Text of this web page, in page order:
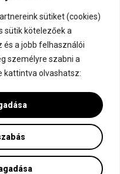
sütiket (cookies)
sütik kötelezőek a
a jobb felhasználói
személyre szabni a
kattintva olvashatsz:
beállítások
2026 by Marczinka Mátyás